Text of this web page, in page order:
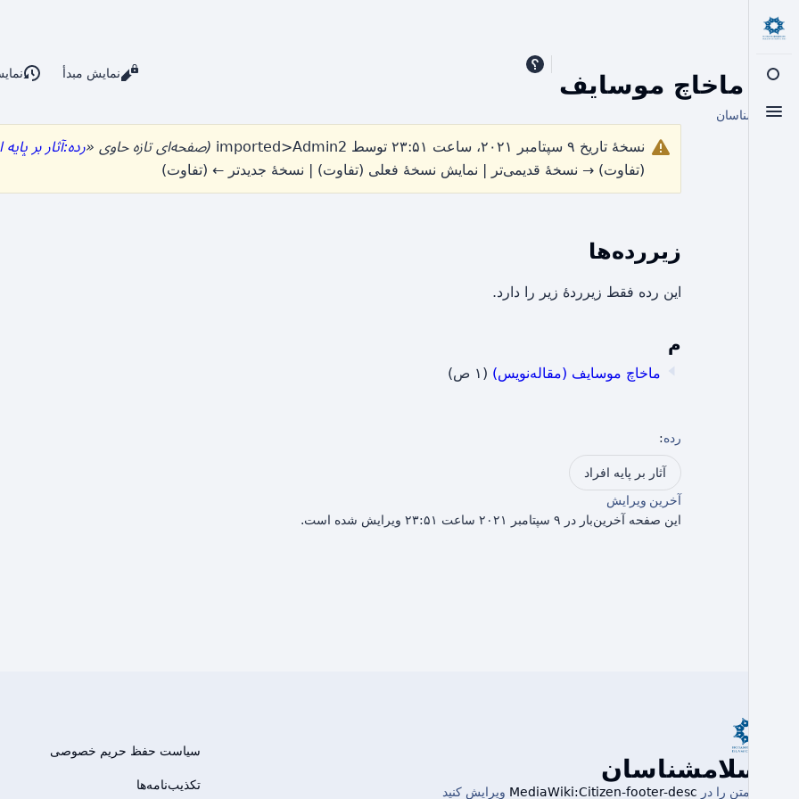
تغییر جست‌وجو
تغییر منو
رده ماخاچ موسایف
از اسلامشناسان
نمایش مبدأ
نسخهٔ تاریخ ۹ سپتامبر ۲۰۲۱، ساعت ۲۳:۵۱ توسط imported>Admin2 (صفحه‌ای تازه حاوی «رده:آثار بر پایه
(تفاوت) → نسخهٔ قدیمی‌تر | نمایش نسخهٔ فعلی (تفاوت) | نسخهٔ جدیدتر ← (تفاوت)
زیررده‌ها
این رده فقط زیرردۀ زیر را دارد.
م
ماخاچ موسایف (مقاله‌نویس) (۱ ص)
رده:
آثار بر پایه افراد
آخرین ویرایش
این صفحه آخرین‌بار در ۹ سپتامبر ۲۰۲۱ ساعت ۲۳:۵۱ ویرایش شده است.
اسلامشناسان
این متن را در MediaWiki:Citizen-footer-desc ویرایش کنید
سیاست حفظ حریم خصوصی
تکذیب‌نامه‌ها